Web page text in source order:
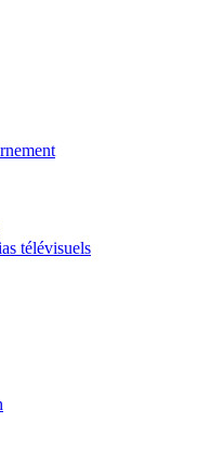
télévisuels